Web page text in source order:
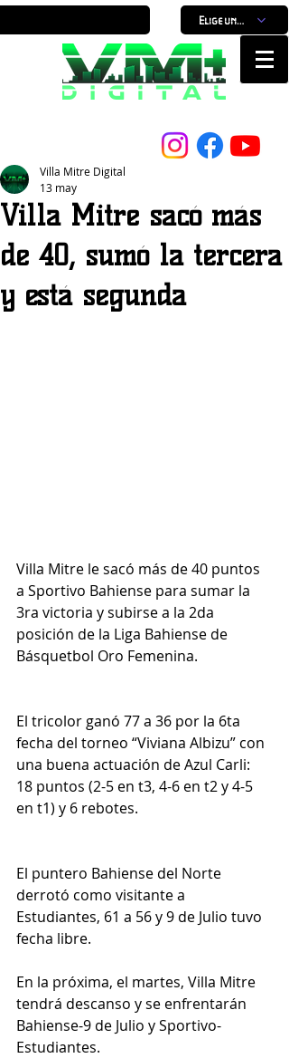
Elige un horario
Villa Mitre sacó más
de 40, sumó la tercera
y está segunda
Villa Mitre Digital
13 may
Villa Mitre le sacó más de 40 puntos
a Sportivo Bahiense para sumar la
3ra victoria y subirse a la 2da
posición de la Liga Bahiense de
Básquetbol Oro Femenina.
El tricolor ganó 77 a 36 por la 6ta
fecha del torneo “Viviana Albizu” con
una buena actuación de Azul Carli:
18 puntos (2-5 en t3, 4-6 en t2 y 4-5
en t1) y 6 rebotes.
El puntero Bahiense del Norte
derrotó como visitante a
Estudiantes, 61 a 56 y 9 de Julio tuvo
fecha libre.
En la próxima, el martes, Villa Mitre
tendrá descanso y se enfrentarán
Bahiense-9 de Julio y Sportivo-
Estudiantes.